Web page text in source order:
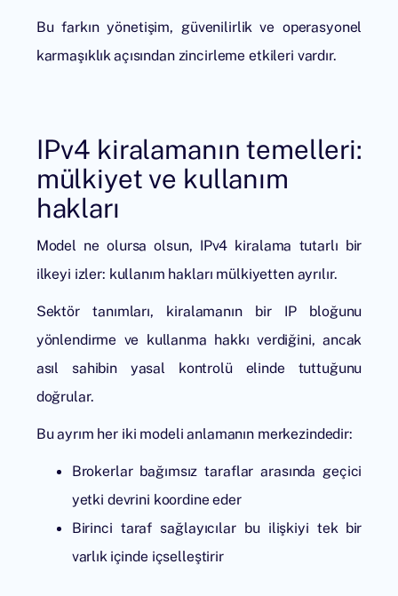
Bu farkın yönetişim, güvenilirlik ve operasyonel
karmaşıklık açısından zincirleme etkileri vardır.
IPv4 kiralamanın temelleri:
mülkiyet ve kullanım
hakları
Model ne olursa olsun, IPv4 kiralama tutarlı bir
ilkeyi izler: kullanım hakları mülkiyetten ayrılır.
Sektör tanımları, kiralamanın bir IP bloğunu
yönlendirme ve kullanma hakkı verdiğini, ancak
asıl sahibin yasal kontrolü elinde tuttuğunu
doğrular.
Bu ayrım her iki modeli anlamanın merkezindedir:
Brokerlar bağımsız taraflar arasında geçici
yetki devrini koordine eder
Birinci taraf sağlayıcılar bu ilişkiyi tek bir
varlık içinde içselleştirir